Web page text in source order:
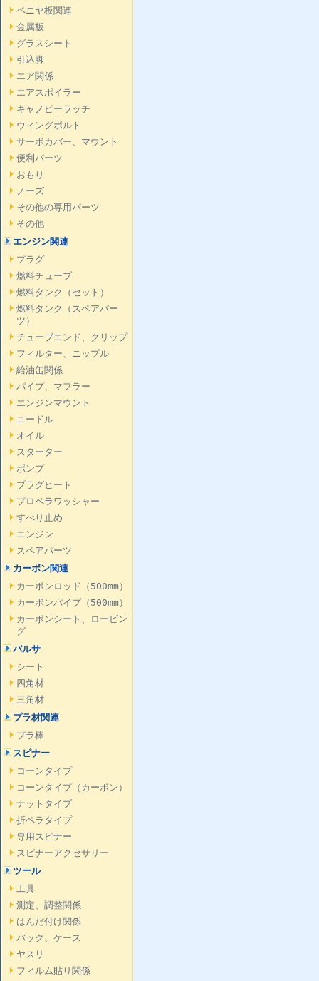
ベニヤ板関連
金属板
グラスシート
引込脚
エア関係
エアスポイラー
キャノピーラッチ
ウィングボルト
サーボカバー、マウント
便利パーツ
おもり
ノーズ
その他の専用パーツ
その他
エンジン関連
プラグ
燃料チューブ
燃料タンク（セット）
燃料タンク（スペアパー
ツ）
チューブエンド、クリップ
フィルター、ニップル
給油缶関係
パイプ、マフラー
エンジンマウント
ニードル
オイル
スターター
ポンプ
プラグヒート
プロペラワッシャー
すべり止め
エンジン
スペアパーツ
カーボン関連
カーボンロッド（500mm）
カーボンパイプ（500mm）
カーボンシート、ロービン
グ
バルサ
シート
四角材
三角材
プラ材関連
プラ棒
スピナー
コーンタイプ
コーンタイプ（カーボン）
ナットタイプ
折ペラタイプ
専用スピナー
スピナーアクセサリー
ツール
工具
測定、調整関係
はんだ付け関係
バック、ケース
ヤスリ
フィルム貼り関係